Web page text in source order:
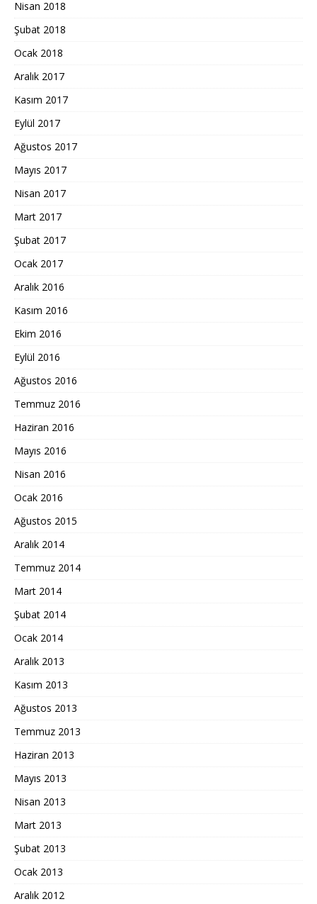
Nisan 2018
Şubat 2018
Ocak 2018
Aralık 2017
Kasım 2017
Eylül 2017
Ağustos 2017
Mayıs 2017
Nisan 2017
Mart 2017
Şubat 2017
Ocak 2017
Aralık 2016
Kasım 2016
Ekim 2016
Eylül 2016
Ağustos 2016
Temmuz 2016
Haziran 2016
Mayıs 2016
Nisan 2016
Ocak 2016
Ağustos 2015
Aralık 2014
Temmuz 2014
Mart 2014
Şubat 2014
Ocak 2014
Aralık 2013
Kasım 2013
Ağustos 2013
Temmuz 2013
Haziran 2013
Mayıs 2013
Nisan 2013
Mart 2013
Şubat 2013
Ocak 2013
Aralık 2012